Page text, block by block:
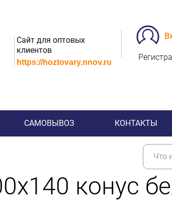
Сайт для оптовых
клиентов
https://hoztovary.nnov.ru
САМОВЫВОЗ КОНТАКТЫ
конус